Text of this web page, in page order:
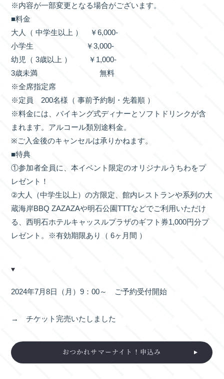
※内容が一部変更となる場合がございます。
■料金
大人（ 中学生以上 ） ￥6,000-
小学生 ￥3,000-
幼児（ 3歳以上 ） ￥1,000-
3歳未満 無料
※全席指定席
※定員 200名様（ 事前予約制・先着順 ）
※料金には、バイキング式ディナーとソフトドリンクが含
まれます。アルコール類別途料金。
※ご入金後のキャンセルは承りかねます。
■特典
①参加者全員に、本イベント限定のオリジナルうちわをプ
レゼント！
②大人（中学生以上）の方限定、館内レストランや系列の大
蔵海岸BBQ ZAZAZAや明石公園TTTなどでご利用いただけ
る、西明石ホテルキャッスルプラザのギフト券1,000円分プ
レゼント。※有効期限あり（ 6ヶ月間 ）
2024年7月8日（月）9：00～ ご予約受付開始
→ チケット完売いたしました
おつかれサマーナイト！申込み